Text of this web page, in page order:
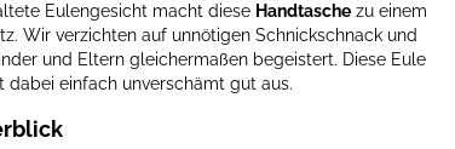
Eulengesicht macht diese Handtasche zu einem
Wir verzichten auf unnötigen Schnickschnack und
und Eltern gleichermaßen begeistert. Diese Eule
dabei einfach unverschämt gut aus.